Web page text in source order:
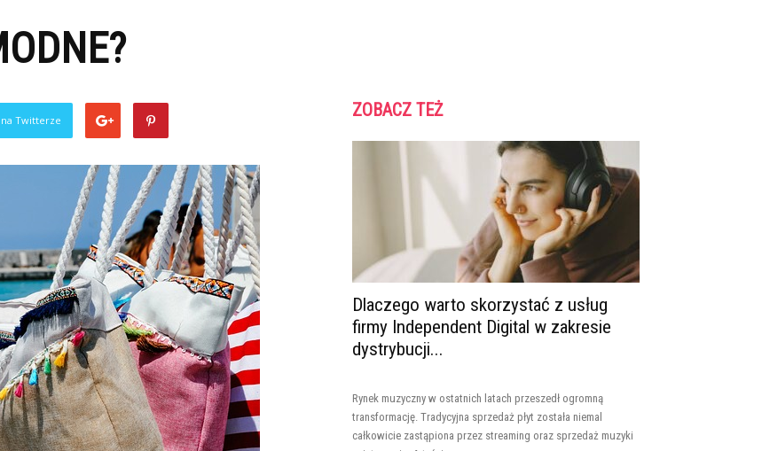
Twitterze ZOBACZ TEŻ
Dlaczego warto skorzystać z usług
firmy Independent Digital w zakresie
dystrybucji...
Rynek muzyczny w ostatnich latach przeszedł ogromną
transformację. Tradycyjna sprzedaż płyt została niemal
całkowicie zastąpiona przez streaming oraz sprzedaż muzyki